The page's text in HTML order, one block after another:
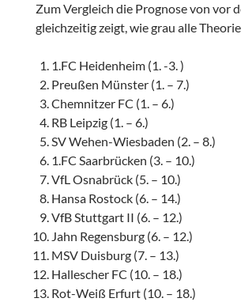
Zum Vergleich die Prognose von vor
gleichzeitig zeigt, wie grau alle
1.FC Heidenheim (1. -3. )
Preußen Münster (1. – 7.)
Chemnitzer FC (1. – 6.)
RB Leipzig (1. – 6.)
SV Wehen-Wiesbaden (2. – 8.)
1.FC Saarbrücken (3. – 10.)
VfL Osnabrück (5. – 10.)
Hansa Rostock (6. – 14.)
VfB Stuttgart II (6. – 12.)
Jahn Regensburg (6. – 12.)
MSV Duisburg (7. – 13.)
Hallescher FC (10. – 18.)
Rot-Weiß Erfurt (10. – 18.)